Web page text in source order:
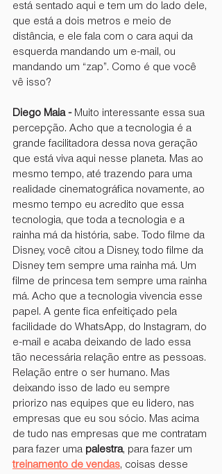
está sentado aqui e tem um do lado dele,
que está a dois metros e meio de
distância, e ele fala com o cara aqui da
esquerda mandando um e-mail, ou
mandando um “zap”. Como é que você
vê isso?
Diego Maia - Muito interessante essa sua
percepção. Acho que a tecnologia é a
grande facilitadora dessa nova geração
que está viva aqui nesse planeta. Mas ao
mesmo tempo, até trazendo para uma
realidade cinematográfica novamente, ao
mesmo tempo eu acredito que essa
tecnologia, que toda a tecnologia e a
rainha má da história, sabe. Todo filme da
Disney, você citou a Disney, todo filme da
Disney tem sempre uma rainha má. Um
filme de princesa tem sempre uma rainha
má. Acho que a tecnologia vivencia esse
papel. A gente fica enfeitiçado pela
facilidade do WhatsApp, do Instagram, do
e-mail e acaba deixando de lado essa
tão necessária relação entre as pessoas.
Relação entre o ser humano. Mas
deixando isso de lado eu sempre
priorizo nas equipes que eu lidero, nas
empresas que eu sou sócio. Mas acima
de tudo nas empresas que me contratam
para fazer uma palestra, para fazer um
treinamento de vendas, coisas desse